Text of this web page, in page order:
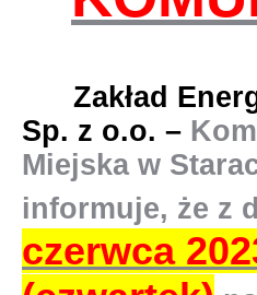
Zakład
Sp. z o.o. –
Miejska w
informuje, że z
czerwca